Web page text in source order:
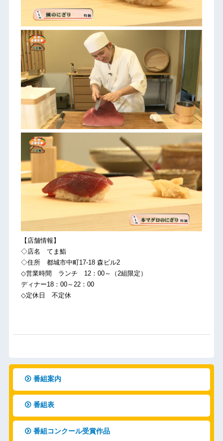
【店舗情報】
◇店名 てま鮨
◇住所 都城市中町17-18 森ビル2
◇営業時間 ランチ 12：00～（2組限定）
ディナー18：00～22：00
◇定休日 不定休
番組案内
番組表
番組コンクール受賞作品